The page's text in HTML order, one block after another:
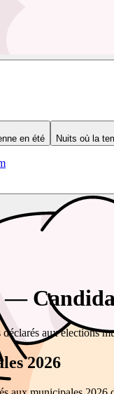
en été
Nuits où la
aux élections
2026